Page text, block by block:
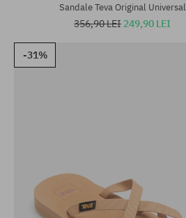
Sandale Teva Original Universal
356,90 LEI 249,90 LEI
-31%